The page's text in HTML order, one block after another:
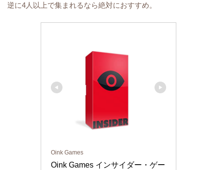
逆に4人以上で集まれるなら絶対におすすめ。
Oink Games
Oink Games インサイダー・ゲー